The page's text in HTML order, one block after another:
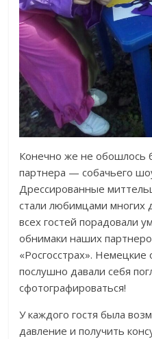
Конечно же не обошлось
партнера — собачьего
Дрессированные
стали любимцами многих
всех гостей порадовали
обнимаки наших
«Росгосстрах». Немецкие
послушно давали себя
сфотографироваться!
У каждого гостя была
давление и получить